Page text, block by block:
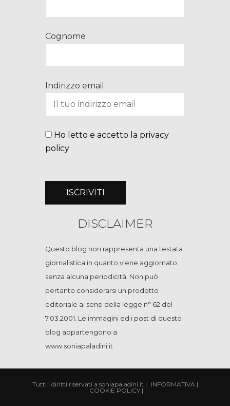
Cognome
Indirizzo email:
Ho letto e accetto la privacy
policy
DISCLAIMER
Questo blog non rappresenta una testata
giornalistica in quanto viene aggiornato
senza alcuna periodicità. Non può
pertanto considerarsi un prodotto
editoriale ai sensi della legge n° 62 del
7.03.2001. Le immagini ed i post di questo
blog appartengono a
www.soniapaladini.it
Tutti i diritti riservati a soniapaladini.it | INFORMATIVA|
COOKIE POLICY |